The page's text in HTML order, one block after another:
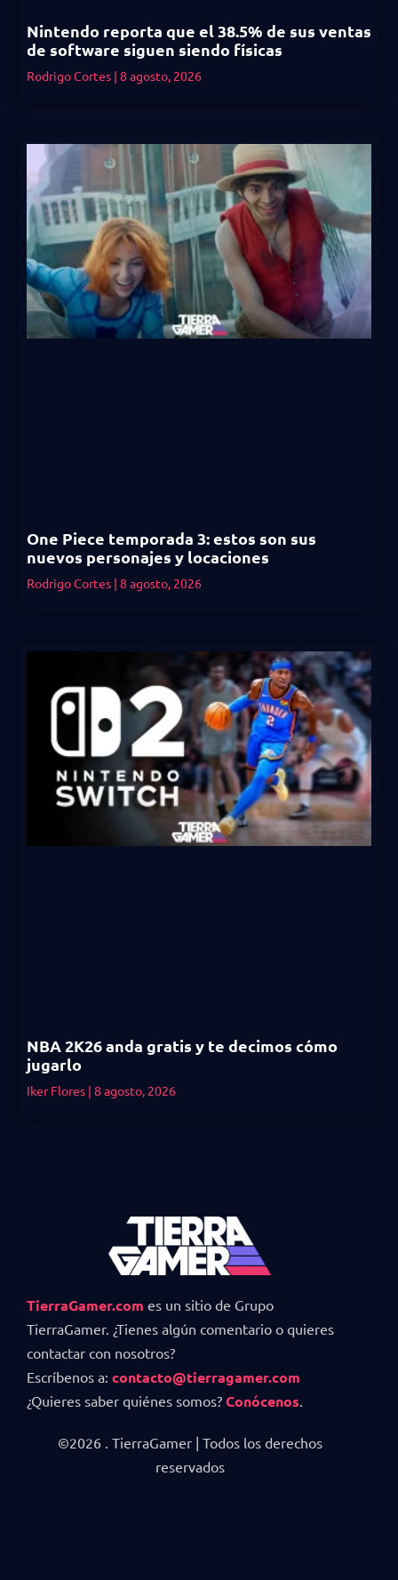
Nintendo reporta que el 38.5% de sus ventas
de software siguen siendo físicas
Rodrigo Cortes 8 agosto, 2026
One Piece temporada 3: estos son sus
nuevos personajes y locaciones
Rodrigo Cortes 8 agosto, 2026
NBA 2K26 anda gratis y te decimos cómo
jugarlo
Iker Flores 8 agosto, 2026
TierraGamer.com es un sitio de Grupo
TierraGamer. ¿Tienes algún comentario o quieres
contactar con nosotros?
Escríbenos a: contacto@tierragamer.com
¿Quieres saber quiénes somos? Conócenos.
©2026 . TierraGamer | Todos los derechos
reservados